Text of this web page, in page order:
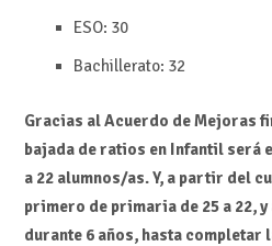
ESO: 30
Bachillerato: 32
Gracias al Acuerdo de Mejoras
bajada de ratios en Infantil será
a 22 alumnos/as. Y, a partir del
primero de primaria de 25 a 22,
durante 6 años, hasta completar